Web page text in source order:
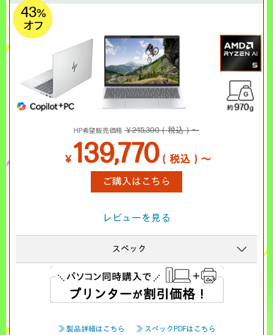
43%
オフ
HP希望販売価格 ￥245,300（税込）～
￥139,770（税込）～
ご購入はこちら
レビューを見る
スペック
≫ 製品詳細はこちら ≫ スペックPDFはこちら